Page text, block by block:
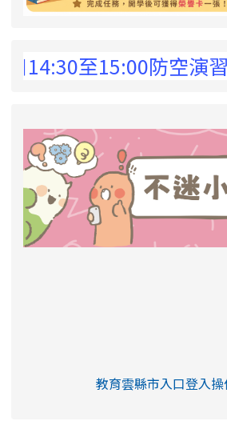
15:00防空演習行網
link to https://
教育雲縣市入口登入